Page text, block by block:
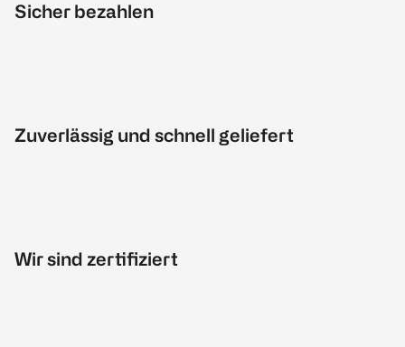
Sicher bezahlen
Zuverlässig und schnell geliefert
Wir sind zertifiziert